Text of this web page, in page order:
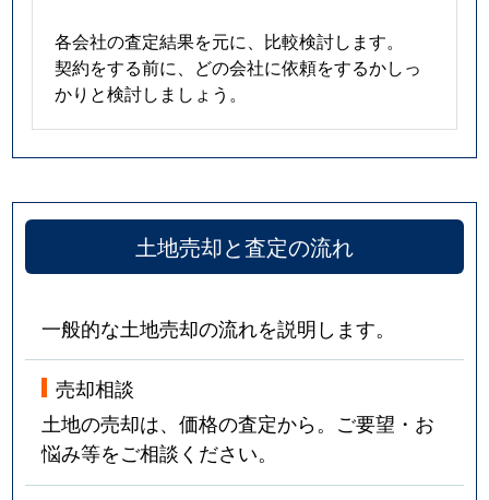
各会社の査定結果を元に、比較検討します。
契約をする前に、どの会社に依頼をするかしっ
かりと検討しましょう。
土地売却と査定の流れ
一般的な土地売却の流れを説明します。
売却相談
土地の売却は、価格の査定から。ご要望・お
悩み等をご相談ください。